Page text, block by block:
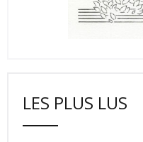
LES PLUS LUS